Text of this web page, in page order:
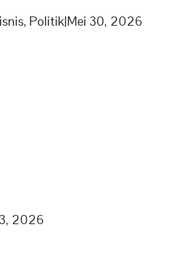
Politik|Mei 30, 2026
2026